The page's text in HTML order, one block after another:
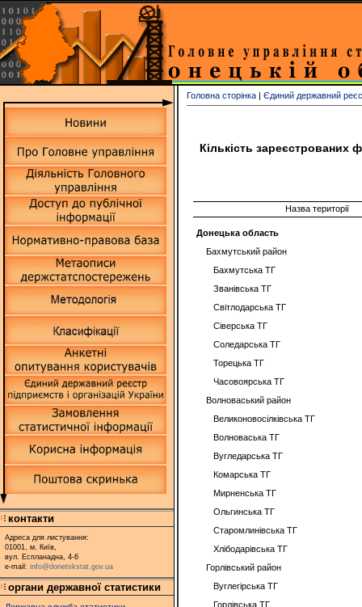
контакти
Адреса для листування:
01001, м. Київ,
вул. Еспланадна, 4-6
e-mail: info@donetskstat.gov.ua
органи державної статистики
Головна сторінка | Єдиний державний
Кількість зареєстрованих
Назва території
Донецька область
Бахмутський район
Бахмутська ТГ
Званівська ТГ
Світлодарська ТГ
Сіверська ТГ
Соледарська ТГ
Торецька ТГ
Часовоярська ТГ
Волноваський район
Великоновосілківська ТГ
Волноваська ТГ
Вугледарська ТГ
Комарська ТГ
Мирненська ТГ
Ольгинська ТГ
Старомлинівська ТГ
Хлібодарівська ТГ
Горлівський район
Вуглегірська ТГ
Горлівська ТГ